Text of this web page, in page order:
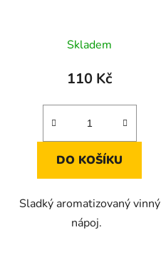
hodnocení
produktu
5,0
z
hvězdiček.
Skladem
110 Kč
DO KOŠÍKU
Sladký aromatizovaný vinný
nápoj.